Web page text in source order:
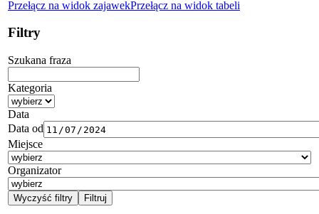
Przełącz na widok zajawekPrzełącz na widok tabeli
Filtry
Szukana fraza
Kategoria
Data
Data od
Miejsce
Organizator